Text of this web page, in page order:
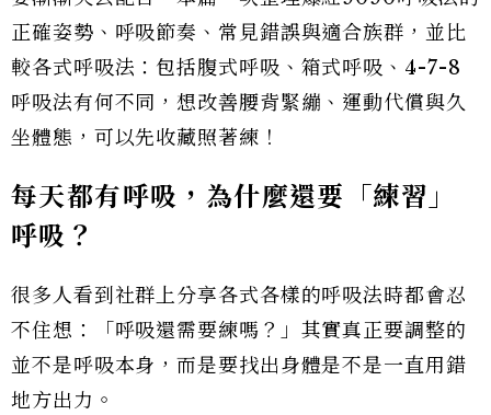
正確姿勢、呼吸節奏、常見錯誤與適合族群，並比
較各式呼吸法：包括腹式呼吸、箱式呼吸、4-7-8
呼吸法有何不同，想改善腰背緊繃、運動代償與久
坐體態，可以先收藏照著練！
每天都有呼吸，為什麼還要「練習」
呼吸？
很多人看到社群上分享各式各樣的呼吸法時都會忍
不住想：「呼吸還需要練嗎？」其實真正要調整的
並不是呼吸本身，而是要找出身體是不是一直用錯
地方出力。